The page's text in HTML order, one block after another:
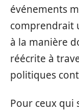
événements
comprendrait
à la manière
réécrite à
politiques
Pour ceux qui